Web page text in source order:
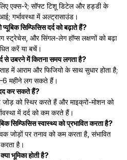
एक्स-रे; सॉफ्ट टिशू डिटेल और हड्डी के
गर्भावस्था में अल्ट्रासाउंड।
सिम्फिसिस दर्द को बढ़ाते हैं?
स्ट्रेचेस, और सिंगल-लेग हॉप्स लक्षणों को बढ़ा
करें या बचें।
से उबरने में कितना समय लगता है?
में आराम और फिजियो के साथ सुधार होता है;
महीने लग सकते हैं।
कर सकते हैं?
जोड़ को स्थिर करते हैं और माइक्रो-मोशन को
में दर्द को कम करते हैं।
सिम्फिसिस स्वास्थ्य को प्रभावित करता है?
जोड़ों पर तनाव को कम करता है, संभावित
है।
भूमिका होती है?